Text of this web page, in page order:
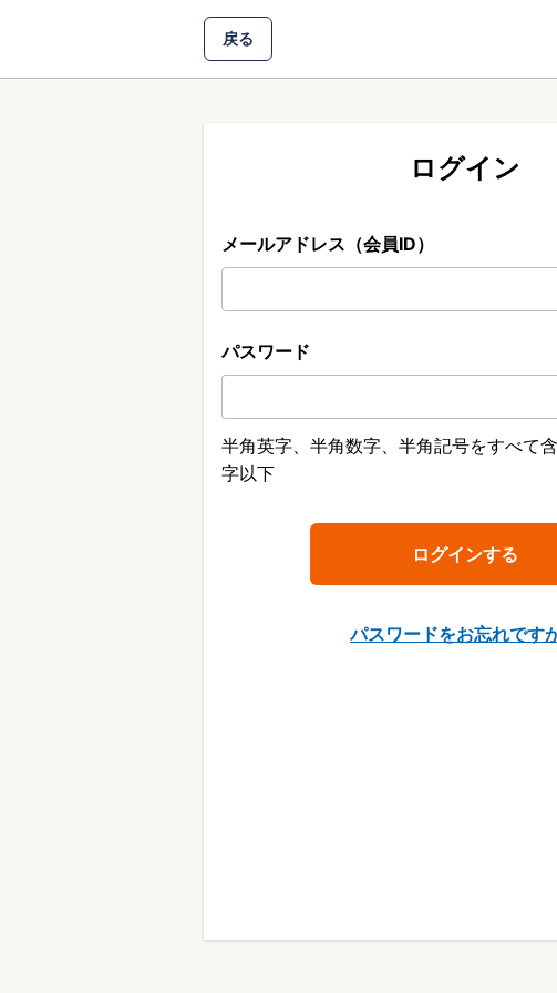
戻る
ログイン
メールアドレス（会員ID）
パスワード
半角英字、半角数字、半角記号をすべて
字以下
パスワードをお忘れです